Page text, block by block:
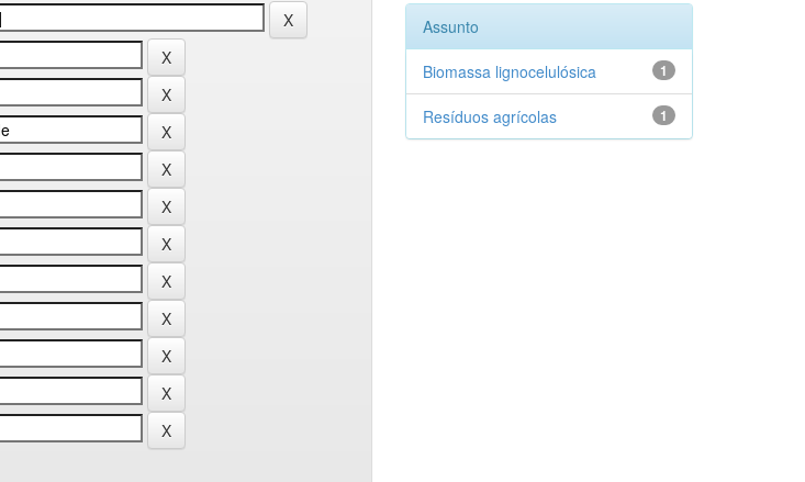
Assunto
1
Biomassa lignocelulósica
1
Resíduos agrícolas